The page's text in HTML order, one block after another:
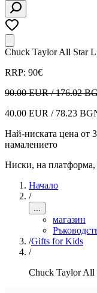
Chuck Taylor All Star
RRP: 90€
90.00 EUR / 176.02
40.00 EUR / 78.23
Най-ниската цена от
намалението
Ниски, на платформа,
Начало
/
...
магазин
/Gifts for Kids
/
Chuck Taylor All